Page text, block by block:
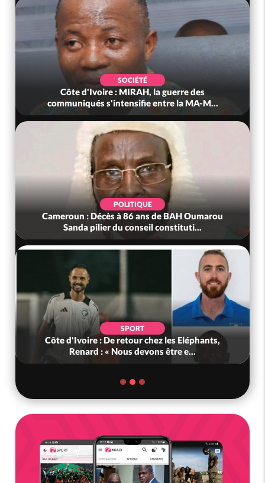
SOCIÉTÉ
Côte d'Ivoire : MIRAH, la guerre des
communiqués s'intensifie entre la MA-M...
POLITIQUE
Cameroun : Décès à 86 ans de BAH Oumarou
Sanda pilier du conseil constituti...
SPORT
Côte d'Ivoire : De retour chez les Eléphants,
Renard : « Nous devons être e...